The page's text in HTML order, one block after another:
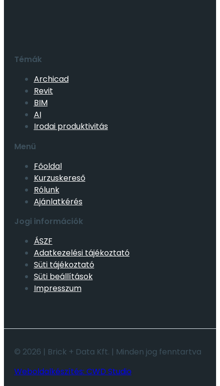
Témák
Archicad
Revit
BIM
AI
Irodai produktivitás
Menü
Főoldal
Kurzuskereső
Rólunk
Ajánlatkérés
Jogi információk
ÁSZF
Adatkezelési tájékoztató
Süti tájékoztató
Süti beállítások
Impresszum
© 2026 | Brick + Data Kft. | Minden jog fenntartva
Weboldalkészítés: CWD Studio